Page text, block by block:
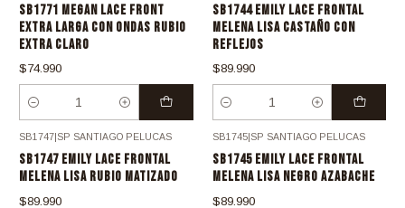
SB1771 MEGAN LACE FRONT
EXTRA LARGA CON ONDAS RUBIO
EXTRA CLARO
$74.990
Cantidad
SB1744 EMILY LACE FRONTAL
MELENA LISA CASTAÑO CON
REFLEJOS
$89.990
Cantidad
SB1747|SP SANTIAGO PELUCAS
SB1747 EMILY LACE FRONTAL
MELENA LISA RUBIO MATIZADO
$89.990
SB1745|SP SANTIAGO PELUCAS
SB1745 EMILY LACE FRONTAL
MELENA LISA NEGRO AZABACHE
$89.990